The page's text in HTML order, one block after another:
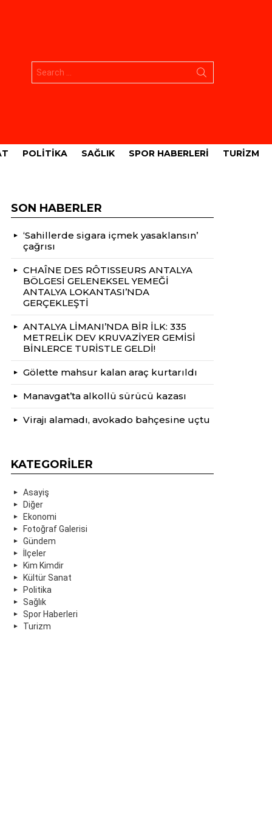
POLITIKA SAĞLIK SPOR HABERLERI TURIZM
SON HABERLER
‘Sahillerde sigara içmek yasaklansın’
çağrısı
CHAÎNE DES RÔTISSEURS ANTALYA
BÖLGESİ GELENEKSEL YEMEĞİ
ANTALYA LOKANTASI’NDA
GERÇEKLEŞTİ
ANTALYA LİMANI’NDA BİR İLK: 335
METRELİK DEV KRUVAZİYER GEMİSİ
BİNLERCE TURİSTLE GELDİ!
Gölette mahsur kalan araç kurtarıldı
Manavgat’ta alkollü sürücü kazası
Virajı alamadı, avokado bahçesine uçtu
KATEGORILER
Asayiş
Diğer
Ekonomi
Fotoğraf Galerisi
Gündem
İlçeler
Kim Kimdir
Kültür Sanat
Politika
Sağlık
Spor Haberleri
Turizm